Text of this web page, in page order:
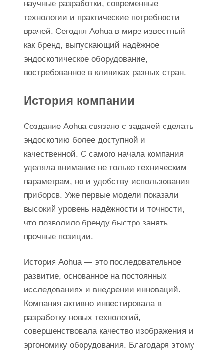
научные разработки, современные
технологии и практические потребности
врачей. Сегодня Aohua в мире известный
как бренд, выпускающий надёжное
эндоскопическое оборудование,
востребованное в клиниках разных стран.
История компании
Создание Aohua связано с задачей сделать
эндоскопию более доступной и
качественной. С самого начала компания
уделяла внимание не только техническим
параметрам, но и удобству использования
приборов. Уже первые модели показали
высокий уровень надёжности и точности,
что позволило бренду быстро занять
прочные позиции.
История Aohua — это последовательное
развитие, основанное на постоянных
исследованиях и внедрении инноваций.
Компания активно инвестировала в
разработку новых технологий,
совершенствовала качество изображения и
эргономику оборудования. Благодаря этому